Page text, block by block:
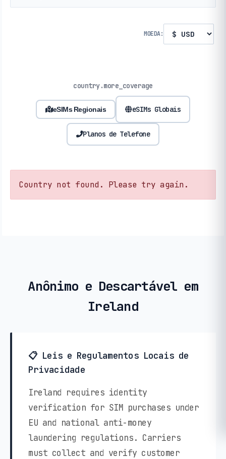
MOEDA:
country.more_coverage
eSIMs Regionais eSIMs Globais
Planos de Telefone
Country not found. Please try again.
Anônimo e Descartável em
Ireland
📋 Leis e Regulamentos Locais de
Privacidade
Ireland requires identity
verification for SIM purchases under
EU and national anti-money
laundering regulations. Carriers
must collect and verify customer